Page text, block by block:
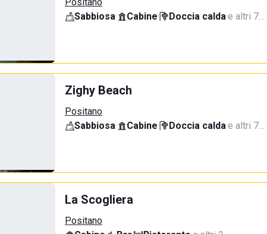
Sabbiosa· Cabine· Doccia calda·e altri 7…
Zighy Beach
Positano
Sabbiosa· Cabine· Doccia calda·e altri 7…
La Scogliera
Positano